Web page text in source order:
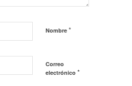
Nombre *
Correo
electrónico *